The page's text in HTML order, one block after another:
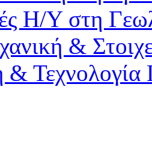
Η/Υ στη
&
&